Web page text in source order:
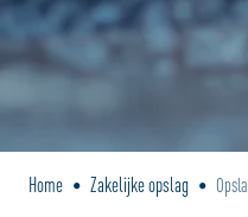
Home • Zakelijke opslag •